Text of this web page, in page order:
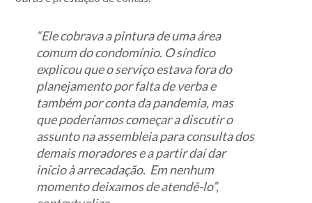
“Ele cobrava apintura de uma área
comum do condomínio. O síndico
explicou que o serviço estava fora do
planejamento por falta de verba e
também por conta da pandemia, mas
que poderíamos começar a discutir o
assunto na assembleia para consulta dos
demais moradores e a partir daí dar
início à arrecadação. Em nenhum
momento deixamos de atendê-lo”,